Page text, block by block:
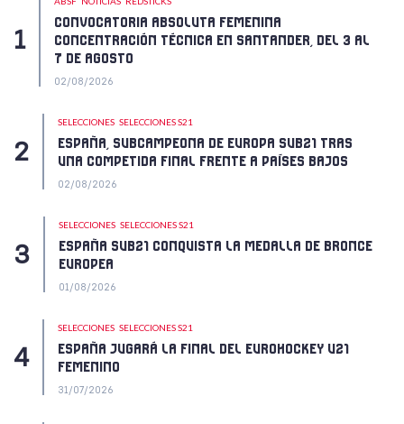
CONVOCATORIA ABSOLUTA FEMENINA
CONCENTRACIÓN TÉCNICA EN SANTANDER, DEL 3 AL
7 DE AGOSTO
02/08/2026
SELECCIONES SELECCIONES S21
ESPAÑA, SUBCAMPEONA DE EUROPA SUB21 TRAS
UNA COMPETIDA FINAL FRENTE A PAÍSES BAJOS
02/08/2026
SELECCIONES SELECCIONES S21
ESPAÑA SUB21 CONQUISTA LA MEDALLA DE BRONCE
EUROPEA
01/08/2026
SELECCIONES SELECCIONES S21
ESPAÑA JUGARÁ LA FINAL DEL EUROHOCKEY U21
FEMENINO
31/07/2026